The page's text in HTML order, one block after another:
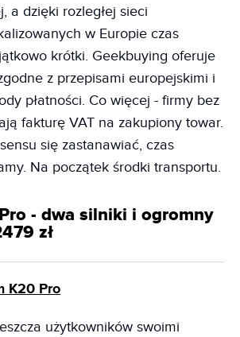
a dzięki rozległej sieci
w Europie czas
krótki. Geekbuying oferuje
z przepisami europejskimi i
płatności. Co więcej - firmy bez
fakturę VAT na zakupiony towar.
się zastanawiać, czas
Na początek środki transportu.
- dwa silniki i ogromny
zł
K20 Pro
użytkowników swoimi